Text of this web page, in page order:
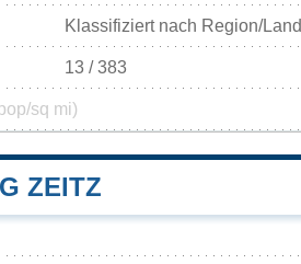
Klassifiziert nach Region/Land
13 / 383
sq mi)
ZEITZ